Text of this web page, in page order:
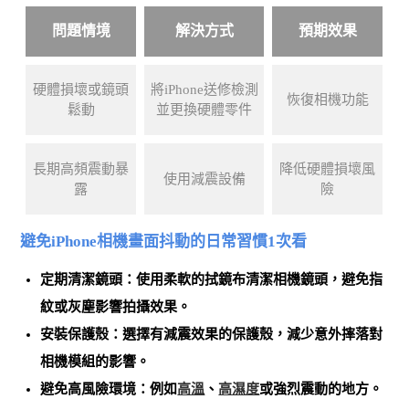
問題情境 解決方式 預期效果
硬體損壞或鏡頭
鬆動
將iPhone送修檢測
並更換硬體零件
恢復相機功能
長期高頻震動暴
露
使用減震設備
降低硬體損壞風
險
避免iPhone相機畫面抖動的日常習慣1次看
定期清潔鏡頭：使用柔軟的拭鏡布清潔相機鏡頭 ，避免指
紋或灰塵影響拍攝效果。
安裝保護殼：選擇有減震效果的保護殼 ，減少意外摔落對
相機模組的影響。
避免高風險環境：例如高溫 、高濕度或強烈震動的地方。